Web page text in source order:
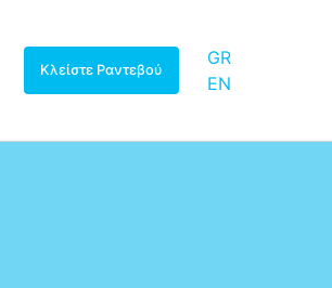
Κλείστε Ραντεβού
GR
EN